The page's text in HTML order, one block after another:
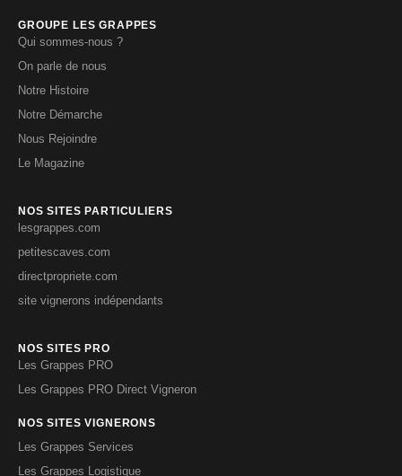
GROUPE LES GRAPPES
Qui sommes-nous ?
On parle de nous
Notre Histoire
Notre Démarche
Nous Rejoindre
Le Magazine
NOS SITES PARTICULIERS
lesgrappes.com
petitescaves.com
directpropriete.com
site vignerons indépendants
NOS SITES PRO
Les Grappes PRO
Les Grappes PRO Direct Vigneron
NOS SITES VIGNERONS
Les Grappes Services
Les Grappes Logistique